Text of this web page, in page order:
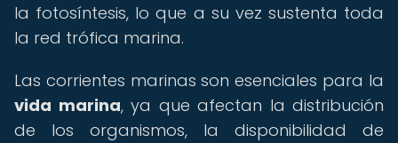
la fotosíntesis, lo que a su vez sustenta toda
la red trófica marina.
Las corrientes marinas son esenciales para la
vida marina, ya que afectan la distribución
de los organismos, la disponibilidad de